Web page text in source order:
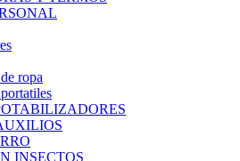
ropa
INSECTOS